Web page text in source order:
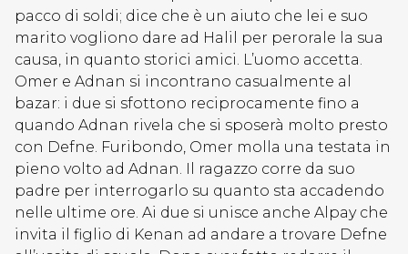
pacco di soldi; dice che è un aiuto che lei e suo
marito vogliono dare ad Halil per perorale la sua
causa, in quanto storici amici. L’uomo accetta.
Omer e Adnan si incontrano casualmente al
bazar: i due si sfottono reciprocamente fino a
quando Adnan rivela che si sposerà molto presto
con Defne. Furibondo, Omer molla una testata in
pieno volto ad Adnan. Il ragazzo corre da suo
padre per interrogarlo su quanto sta accadendo
nelle ultime ore. Ai due si unisce anche Alpay che
invita il figlio di Kenan ad andare a trovare Defne